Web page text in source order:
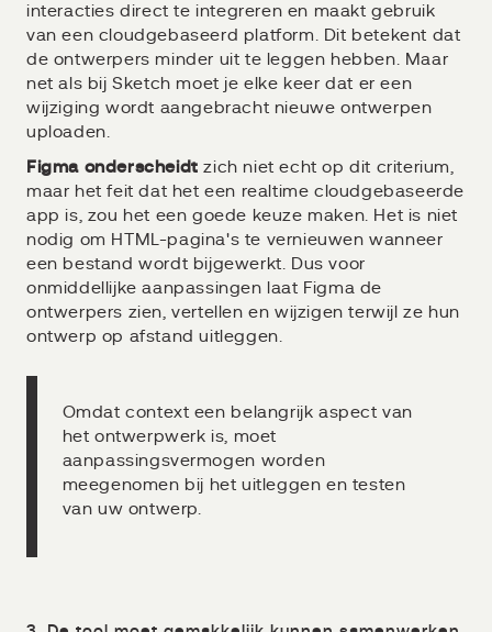
interacties direct te integreren en maakt gebruik
van een cloudgebaseerd platform. Dit betekent dat
de ontwerpers minder uit te leggen hebben. Maar
net als bij Sketch moet je elke keer dat er een
wijziging wordt aangebracht nieuwe ontwerpen
uploaden.
Figma onderscheidt zich niet echt op dit criterium,
maar het feit dat het een realtime cloudgebaseerde
app is, zou het een goede keuze maken. Het is niet
nodig om HTML-pagina's te vernieuwen wanneer
een bestand wordt bijgewerkt. Dus voor
onmiddellijke aanpassingen laat Figma de
ontwerpers zien, vertellen en wijzigen terwijl ze hun
ontwerp op afstand uitleggen.
Omdat context een belangrijk aspect van
het ontwerpwerk is, moet
aanpassingsvermogen worden
meegenomen bij het uitleggen en testen
van uw ontwerp.